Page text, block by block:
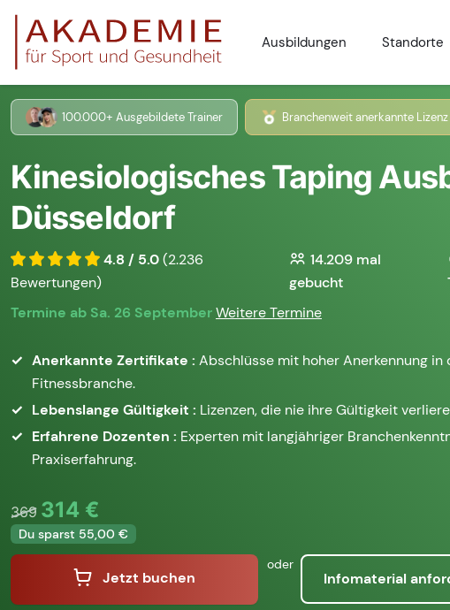
Ausbildungen Standorte
100.000+ Ausgebildete Trainer Branchenweit anerkannte Lizenz
Kinesiologisches Taping
Düsseldorf
4.8 / 5.0(2.236
Bewertungen)
14.209 mal
gebucht
Termine ab Sa. 26 SeptemberWeitere Termine
Anerkannte Zertifikate : Abschlüsse mit hoher Anerkennung in
Fitnessbranche.
Lebenslange Gültigkeit : Lizenzen, die nie ihre Gültigkeit
Erfahrene Dozenten : Experten mit langjähriger
Praxiserfahrung.
369 314 €
Du sparst 55,00 €
Jetzt buchen
oder
Infomaterial